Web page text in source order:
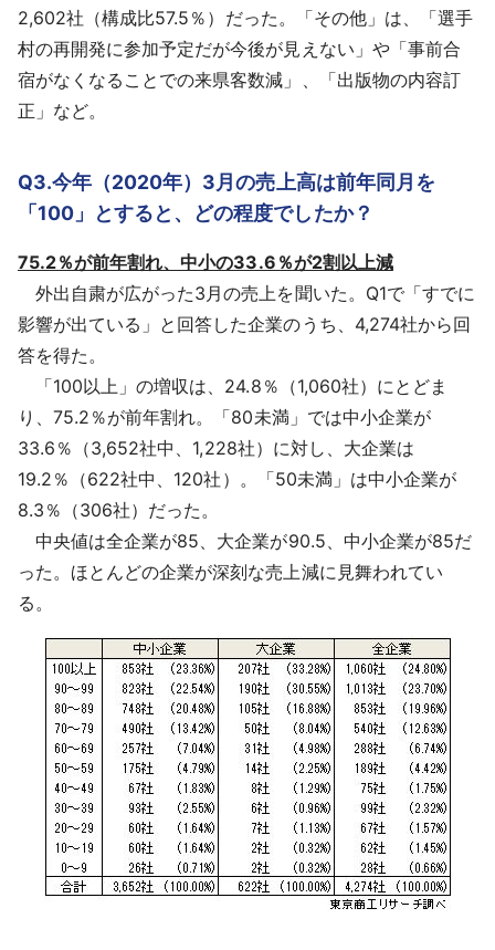
2,602社（構成比57.5％）だった。「その他」は、「選手
村の再開発に参加予定だが今後が見えない」や「事前合
宿がなくなることでの来県客数減」、「出版物の内容訂
正」など。
Q3.今年（2020年）3月の売上高は前年同月を
「100」とすると、どの程度でしたか？
75.2％が前年割れ、中小の33.6％が2割以上減
外出自粛が広がった3月の売上を聞いた。Q1で「すでに
影響が出ている」と回答した企業のうち、4,274社から回
答を得た。
「100以上」の増収は、24.8％（1,060社）にとどま
り、75.2％が前年割れ。「80未満」では中小企業が
33.6％（3,652社中、1,228社）に対し、大企業は
19.2％（622社中、120社）。「50未満」は中小企業が
8.3％（306社）だった。
中央値は全企業が85、大企業が90.5、中小企業が85だ
った。ほとんどの企業が深刻な売上減に見舞われてい
る。